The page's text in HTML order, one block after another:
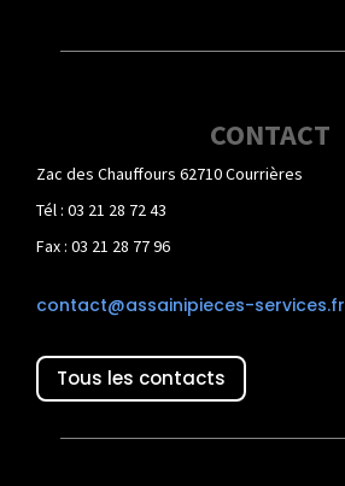
CONTACT
Zac des Chauffours 62710 Courrières
Tél : 03 21 28 72 43
Fax : 03 21 28 77 96
contact@assainipieces-services.fr
Tous les contacts